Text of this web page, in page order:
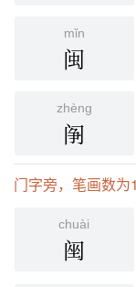
mǐn
闽
zhèng
䦶
门字旁，笔画数为
chuài
䦷